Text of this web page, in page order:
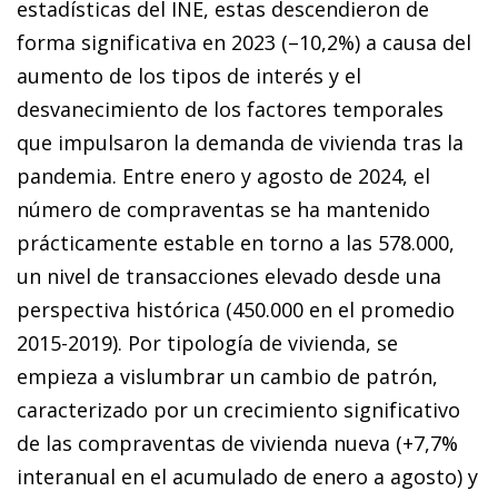
estadísticas del INE, estas descendieron de
forma significativa en 2023 (–10,2%) a causa del
aumento de los tipos de interés y el
desvanecimiento de los factores temporales
que impulsaron la demanda de vivienda tras la
pandemia. Entre enero y agosto de 2024, el
número de compraventas se ha mantenido
prácticamente estable en torno a las 578.000,
un nivel de transacciones elevado desde una
perspectiva histórica (450.000 en el promedio
2015-2019). Por tipología de vivienda, se
empieza a vislumbrar un cambio de patrón,
caracterizado por un crecimiento significativo
de las compraventas de vivienda nueva (+7,7%
interanual en el acumulado de enero a agosto) y